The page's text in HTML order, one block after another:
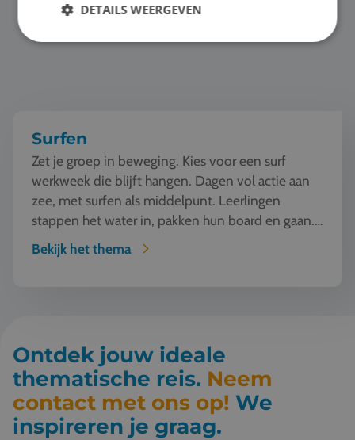
Surfen
Zet je groep in beweging. Kies voor een surf
werkweek die blijft hangen. Dagen vol actie aan
zee, met surfen als middelpunt. Leerlingen
stappen het water in, pakken hun board en gaan.
Vallen, opsta...
Bekijk het thema
Ontdek jouw ideale
thematische reis. Neem
contact met ons op! We
inspireren je graag.
DETAILS WEERGEVEN